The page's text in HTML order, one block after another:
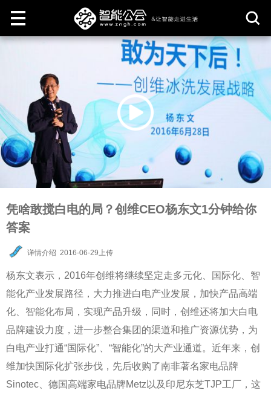
消
凭啥敢搅白电的局？创维CEO杨东文1分钟给你
答案
详情介绍 2016-06-29上传
杨东文表示，2016年创维将继续坚定走多元化、国际化、智
能化产业发展路径，大力推进白电产业发展，加快产品高端
化、智能化布局，实现产品升级，同时，创维还将加大白电
品牌建设力度，进一步整合集团的渠道和推广资源优势，为
白电产业打通“国际化”、“智能化”的大产业通道。近年来，创
维加快国际化扩张步伐，先后收购了南非著名家电品牌
Sinotec、德国高端家电品牌Metz以及印尼东芝TJP工厂，这